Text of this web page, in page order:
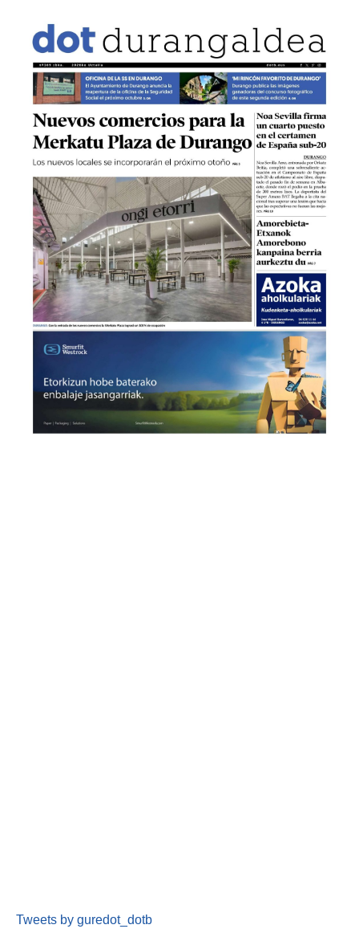
Tweets by guredot_dotb